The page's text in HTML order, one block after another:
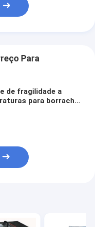
Para
de fragilidade a
para borracha